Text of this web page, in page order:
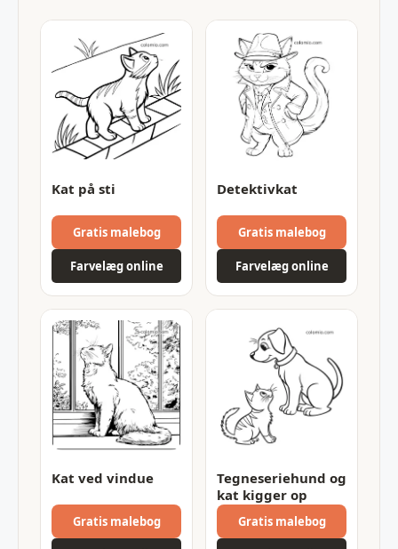
Kat på sti
Gratis malebog
Farvelæg online
Detektivkat
Gratis malebog
Farvelæg online
Kat ved vindue
Gratis malebog
Tegneseriehund og
kat kigger op
Gratis malebog